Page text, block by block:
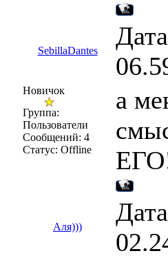
SebillaDantes
Новичок
Группа:
Пользователи
Сообщений: 4
Статус: Offline
а
Аля)))